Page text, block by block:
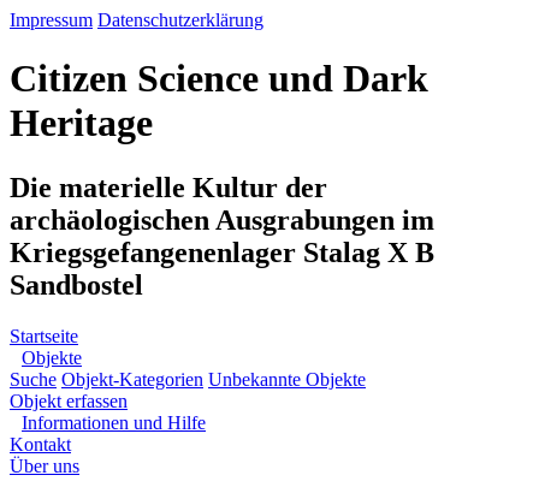
Impressum Datenschutzerklärung
Citizen Science und Dark
Heritage
Die materielle Kultur der
archäologischen Ausgrabungen im
Kriegsgefangenenlager Stalag X B
Sandbostel
Startseite
Objekte
Suche Objekt-Kategorien Unbekannte Objekte
Objekt erfassen
Informationen und Hilfe
Kontakt
Über uns